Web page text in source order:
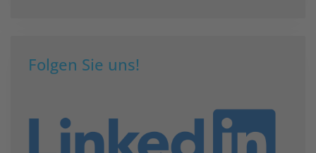
Folgen Sie uns!